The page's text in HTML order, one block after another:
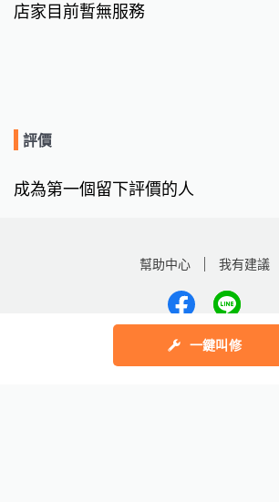
一鍵叫修
店家目前暫無服務
評價
成為第一個留下評價的人
幫助中心 我有建議
數字科技股份有限公司
Copyright © 2025 by Addcn Technology Co., Ltd.